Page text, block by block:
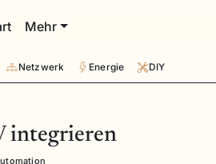
Mehr
Netzwerk Energie DIY
integrieren